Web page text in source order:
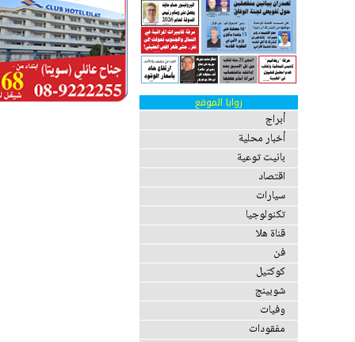
زوايا الموقع
أبراج
أخبار محلية
بانيت توعية
اقتصاد
سيارات
تكنولوجيا
قناة هلا
فن
كوكتيل
شوبينج
وفيات
مفقودات